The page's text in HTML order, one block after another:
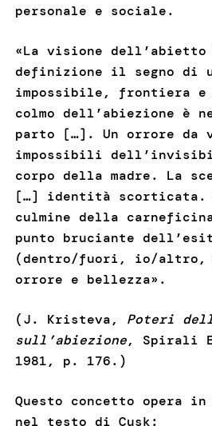
personale e sociale.
«La visione dell’abietto
definizione il segno di
impossibile, frontiera
colmo dell’abiezione è
parto […]. Un orrore da
impossibili
corpo della madre. La
[…] identità
culmine della
punto bruciante
(dentro/fuori, io/altro,
orrore e bellezza».
(J. Kristeva, Poteri
sull’abiezione, Spirali
1981, p. 176.)
Questo concetto opera
nel testo di Cusk: